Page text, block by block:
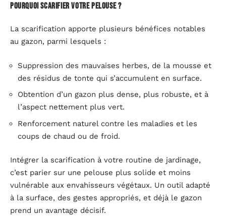
Pourquoi scarifier votre pelouse ?
La scarification apporte plusieurs bénéfices notables
au gazon, parmi lesquels :
Suppression des mauvaises herbes, de la mousse et
des résidus de tonte qui s’accumulent en surface.
Obtention d’un gazon plus dense, plus robuste, et à
l’aspect nettement plus vert.
Renforcement naturel contre les maladies et les
coups de chaud ou de froid.
Intégrer la scarification à votre routine de jardinage,
c’est parier sur une pelouse plus solide et moins
vulnérable aux envahisseurs végétaux. Un outil adapté
à la surface, des gestes appropriés, et déjà le gazon
prend un avantage décisif.